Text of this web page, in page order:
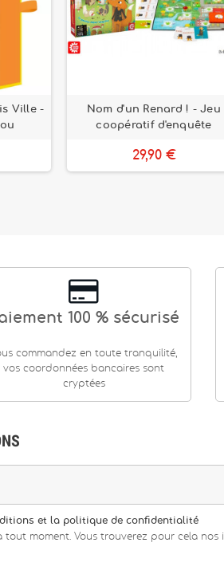
Ville -
Nom d'un Renard ! - Jeu
coopératif d'enquête
29,90 €
100 % sécurisé
commandez en toute tranquilité,
vos coordonnées bancaires sont
cryptées
et la politique de confidentialité
tout moment. Vous trouverez pour cela